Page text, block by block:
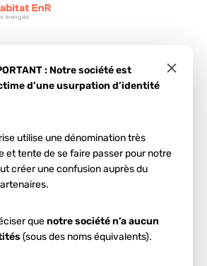
×
: Notre société est
d’une usurpation d’identité
utilise une dénomination très
et tente de se faire passer pour notre
créer une confusion auprès du
quenotre société n’a aucun
(sous des noms équivalents).
votre projet
2 min !